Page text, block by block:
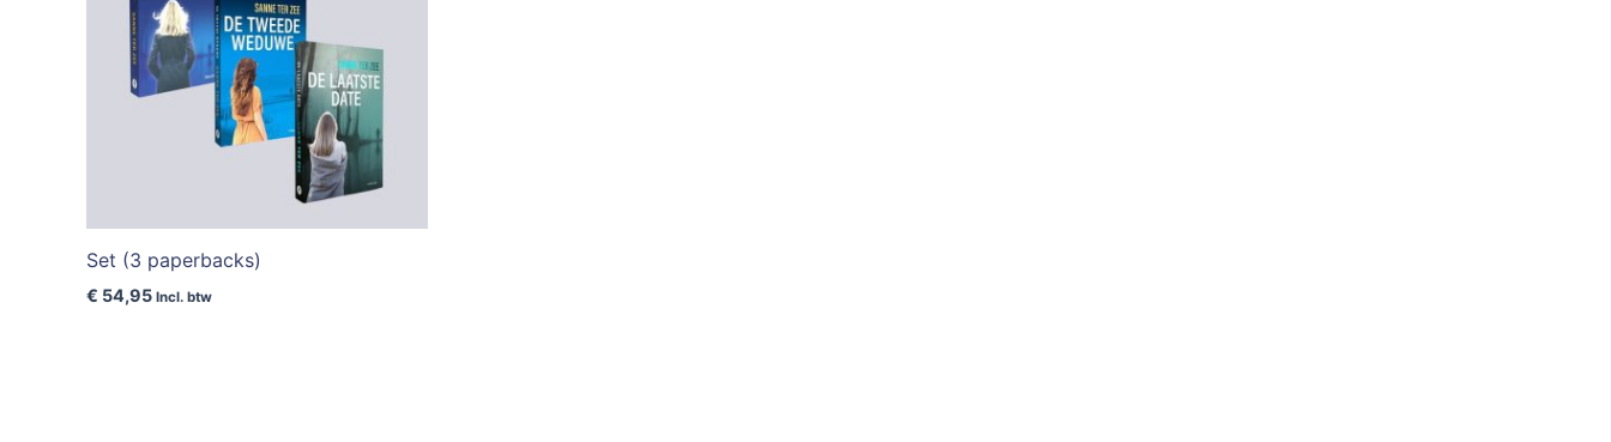
Set (3 paperbacks)
€ 54,95 Incl. btw